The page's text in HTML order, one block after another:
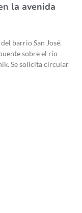
la avenida
barrio San José.
sobre el río
Se solicita circular